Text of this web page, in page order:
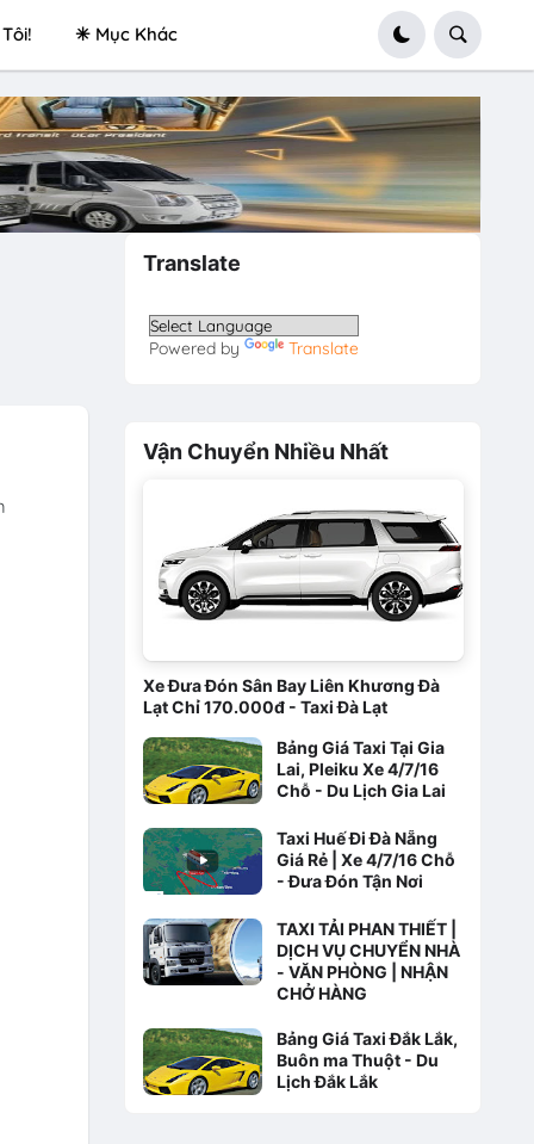
✳ Mục Khác
Translate
Powered by Translate
Vận Chuyển Nhiều Nhất
Xe Đưa Đón Sân Bay Liên Khương Đà
Lạt Chỉ 170.000đ - Taxi Đà Lạt
Bảng Giá Taxi Tại Gia
Lai, Pleiku Xe 4/7/16
Chỗ - Du Lịch Gia Lai
Taxi Huế Đi Đà Nẵng
Giá Rẻ | Xe 4/7/16 Chỗ
- Đưa Đón Tận Nơi
TAXI TẢI PHAN THIẾT |
DỊCH VỤ CHUYỂN NHÀ
- VĂN PHÒNG | NHẬN
CHỞ HÀNG
Bảng Giá Taxi Đắk Lắk,
Buôn ma Thuột - Du
Lịch Đắk Lắk